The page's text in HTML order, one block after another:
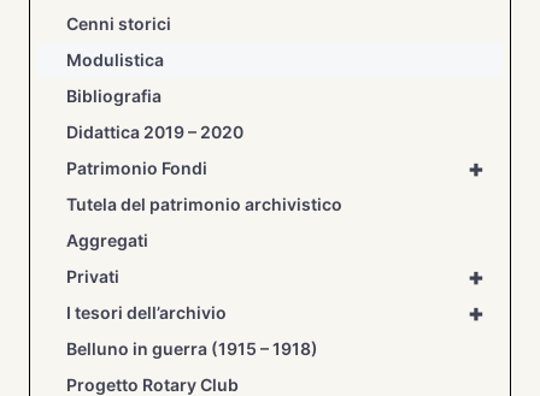
Cenni storici
Modulistica
Bibliografia
Didattica 2019 – 2020
+
Patrimonio Fondi
Tutela del patrimonio archivistico
Aggregati
+
Privati
+
I tesori dell’archivio
Belluno in guerra (1915 – 1918)
Progetto Rotary Club